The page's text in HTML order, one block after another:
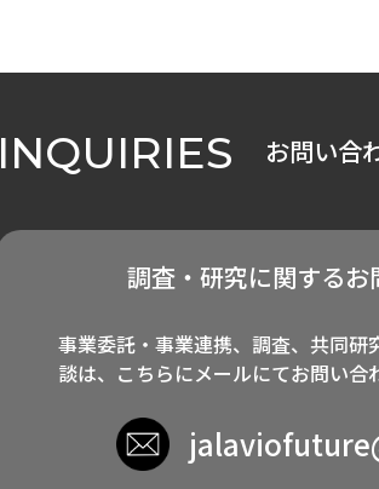
INQUIRIES お問い合
調査・研究に関するお
事業委託・事業連携、調査、共同研
談は、こちらにメールにてお問い合